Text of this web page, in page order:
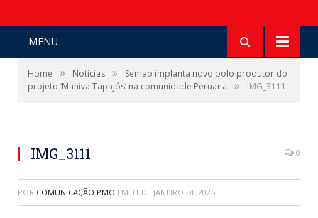
MENU
Home » Notícias »
Semab implanta novo polo produtor do
projeto ‘Maniva Tapajós’ na comunidade Peruana
» IMG_3111
IMG_3111 0
POR COMUNICAÇÃO PMO EM 31 DE JANEIRO DE 2025